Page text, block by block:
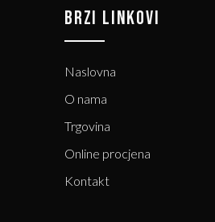
BRZI LINKOVI
Naslovna
O nama
Trgovina
Online procjena
Kontakt